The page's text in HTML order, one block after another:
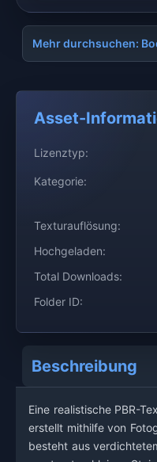
Beschreibung
Eine realistische PBR-
erstellt mithilfe von
besteht aus
Mehr durchsuchen:
Asset-
Lizenztyp:
Kategorie:
Texturauflösung:
Hochgeladen:
Total Downloads:
Folder ID: